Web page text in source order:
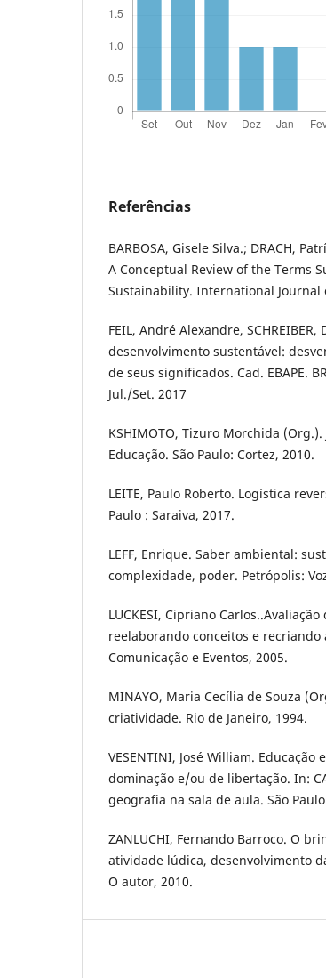
Referências
BARBOSA, Gisele Silva.; DRACH,
A Conceptual Review of the Terms
Sustainability. International Journal
FEIL, André Alexandre,
desenvolvimento sustentável:
de seus significados. Cad. EBAPE.
Jul./Set. 2017
KSHIMOTO, Tizuro Morchida
Educação. São Paulo: Cortez, 2010.
LEITE, Paulo Roberto. Logística
Paulo : Saraiva, 2017.
LEFF, Enrique. Saber ambiental:
complexidade, poder. Petrópolis:
LUCKESI, Cipriano
reelaborando conceitos e
Comunicação e Eventos, 2005.
MINAYO, Maria Cecília de Souza
criatividade. Rio de Janeiro, 1994.
VESENTINI, José William.
dominação e/ou de libertação. In:
geografia na sala de aula. São
ZANLUCHI, Fernando Barroco. O
atividade lúdica, desenvolvimento
O autor, 2010.